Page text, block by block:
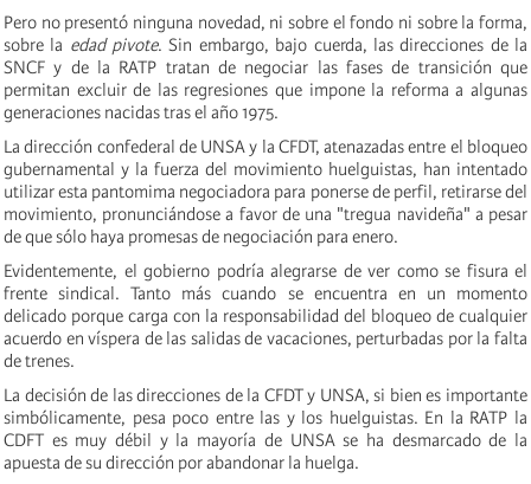
Pero no presentó ninguna novedad, ni sobre el fondo ni sobre la forma,
sobre la edad pivote. Sin embargo, bajo cuerda, las direcciones de la
SNCF y de la RATP tratan de negociar las fases de transición que
permitan excluir de las regresiones que impone la reforma a algunas
generaciones nacidas tras el año 1975.
La dirección confederal de UNSA y la CFDT, atenazadas entre el bloqueo
gubernamental y la fuerza del movimiento huelguistas, han intentado
utilizar esta pantomima negociadora para ponerse de perfil, retirarse del
movimiento, pronunciándose a favor de una "tregua navideña" a pesar
de que sólo haya promesas de negociación para enero.
Evidentemente, el gobierno podría alegrarse de ver como se fisura el
frente sindical. Tanto más cuando se encuentra en un momento
delicado porque carga con la responsabilidad del bloqueo de cualquier
acuerdo en víspera de las salidas de vacaciones, perturbadas por la falta
de trenes.
La decisión de las direcciones de la CFDT y UNSA, si bien es importante
simbólicamente, pesa poco entre las y los huelguistas. En la RATP la
CDFT es muy débil y la mayoría de UNSA se ha desmarcado de la
apuesta de su dirección por abandonar la huelga.